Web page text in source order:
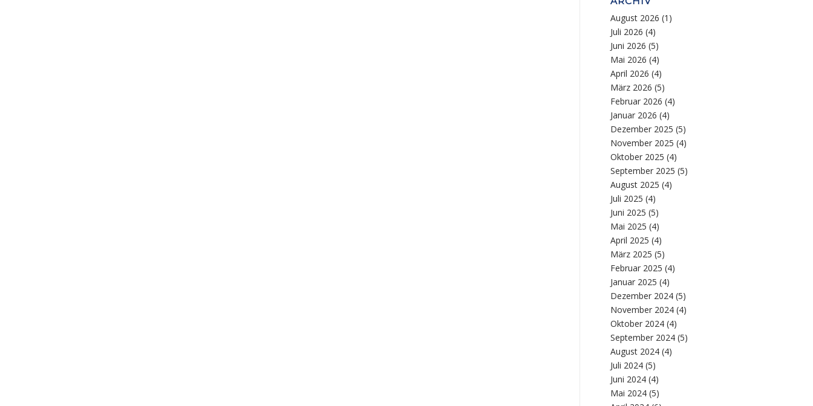
August 2026 (1)
Juli 2026 (4)
Juni 2026 (5)
Mai 2026 (4)
April 2026 (4)
März 2026 (5)
Februar 2026 (4)
Januar 2026 (4)
Dezember 2025 (5)
November 2025 (4)
Oktober 2025 (4)
September 2025 (5)
August 2025 (4)
Juli 2025 (4)
Juni 2025 (5)
Mai 2025 (4)
April 2025 (4)
März 2025 (5)
Februar 2025 (4)
Januar 2025 (4)
Dezember 2024 (5)
November 2024 (4)
Oktober 2024 (4)
September 2024 (5)
August 2024 (4)
Juli 2024 (5)
Juni 2024 (4)
Mai 2024 (5)